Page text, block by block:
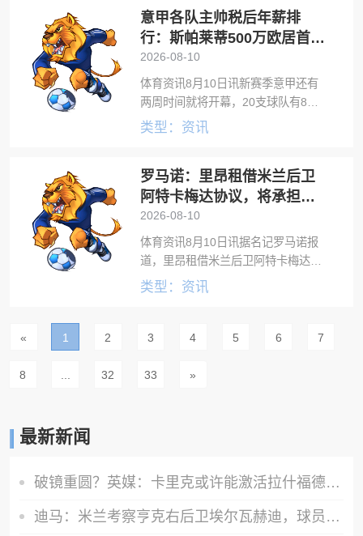
12日回到AC米兰阵中，但实际上他们
意甲各队主帅税后年薪排
行：斯帕莱蒂500万欧居首，
齐沃300万欧
2026-08-10
体育资讯8月10日讯新赛季意甲还有
两周时间就将开幕，20支球队有8支
球队更换了主教练。意大利天空体育
榜首。以下为具体排名情况：1、斯帕
莱
类型：资讯
罗马诺：里昂租借米兰后卫
阿特卡梅达协议，将承担球
员全额薪水
2026-08-10
体育资讯8月10日讯据名记罗马诺报
道，里昂租借米兰后卫阿特卡梅达成
口头协议。这是一笔纯租借交易，里
场比赛，打进两球并送出两次助攻。
类型：资讯
« 1 2 3 4 5 6 7
8 ... 32 33 »
最新新闻
破镜重圆？英媒：卡里克或许能激活拉什福德 唯有时间能检验对错
迪马：米兰考察亨克右后卫埃尔瓦赫迪，球员估价1300万到1500万欧